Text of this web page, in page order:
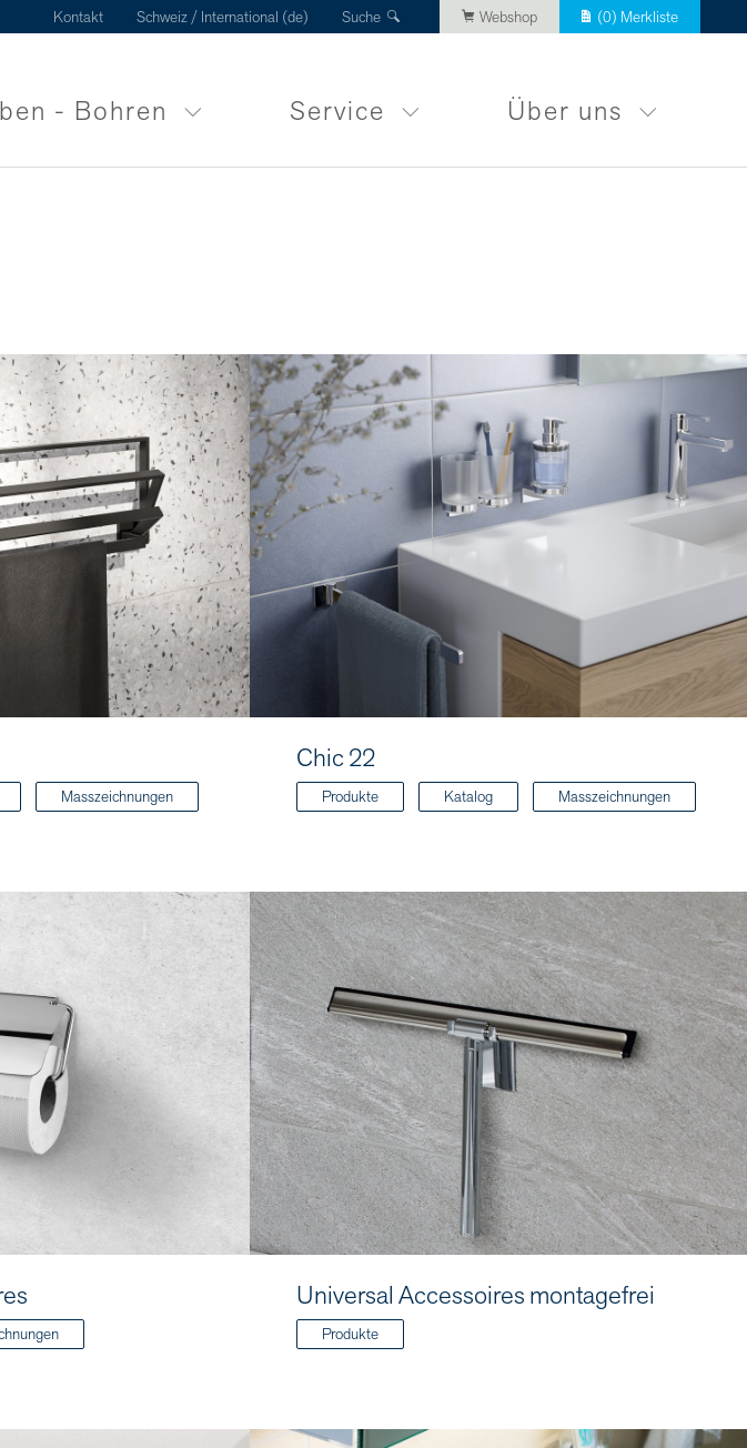
Kontakt Schweiz / International (de) Suche Webshop (0) Merkliste
- Bohren Service Über uns
Masszeichnungen
Chic 22
Produkte Katalog Masszeichnungen
Universal Accessoires montagefrei
Produkte